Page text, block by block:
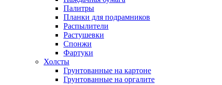
Палитры
Планки для подрамников
Распылители
Растушевки
Спонжи
Фартуки
Холсты
Грунтованные на картоне
Грунтованные на оргалите